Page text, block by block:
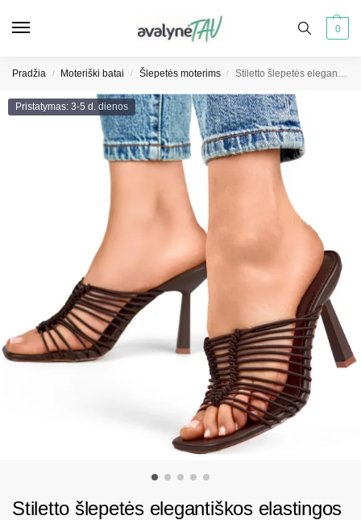
0
Pradžia / Moteriški batai / Šlepetės moterims / Stiletto šlepetės elegantiškos elastingos moteriškos stiletto šlepetės rudos spalvos
Pristatymas: 3-5 d. dienos
Stiletto šlepetės elegantiškos elastingos